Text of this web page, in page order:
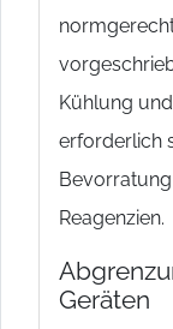
Kühlung
erforderlich
Reagenzien.
Geräten